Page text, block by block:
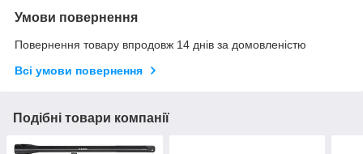
Умови повернення
Повернення товару впродовж 14 днів за домовленістю
Всі умови повернення
Подібні товари компанії